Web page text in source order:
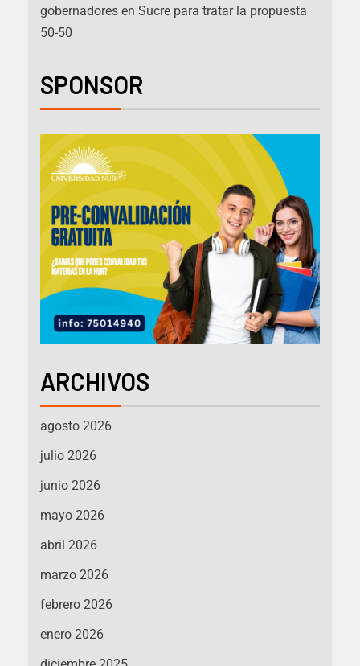
gobernadores en Sucre para tratar la propuesta
50-50
SPONSOR
ARCHIVOS
agosto 2026
julio 2026
junio 2026
mayo 2026
abril 2026
marzo 2026
febrero 2026
enero 2026